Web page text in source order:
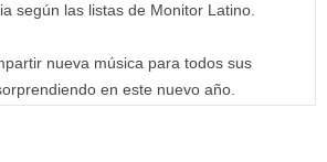
según las listas de Monitor Latino.
nueva música para todos sus
en este nuevo año.